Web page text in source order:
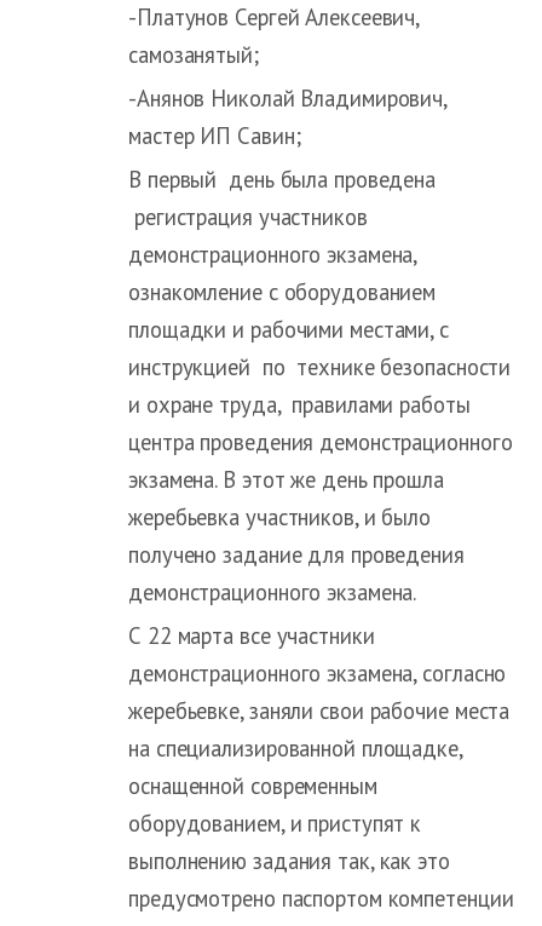
-Платунов Сергей Алексеевич,
самозанятый;
-Анянов Николай Владимирович,
мастер ИП Савин;
В первый день была проведена
регистрация участников
демонстрационного экзамена,
ознакомление с оборудованием
площадки и рабочими местами, с
инструкцией по технике безопасности
и охране труда, правилами работы
центра проведения демонстрационного
экзамена. В этот же день прошла
жеребьевка участников, и было
получено задание для проведения
демонстрационного экзамена.
С 22 марта все участники
демонстрационного экзамена, согласно
жеребьевке, заняли свои рабочие места
на специализированной площадке,
оснащенной современным
оборудованием, и приступят к
выполнению задания так, как это
предусмотрено паспортом компетенции